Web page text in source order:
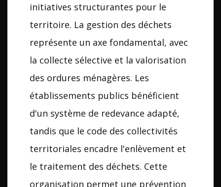
initiatives structurantes pour le
territoire. La gestion des déchets
représente un axe fondamental, avec
la collecte sélective et la valorisation
des ordures ménagères. Les
établissements publics bénéficient
d'un système de redevance adapté,
tandis que le code des collectivités
territoriales encadre l'enlèvement et
le traitement des déchets. Cette
organisation permet une prévention